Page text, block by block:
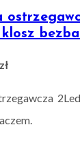
klosz
zł